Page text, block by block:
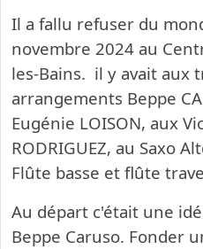
Il a fallu refuser du
novembre 2024 au
les-Bains. il y avait aux
arrangements Beppe
Eugénie LOISON, aux
RODRIGUEZ, au Saxo
Flûte basse et flûte
Au départ c'était une
Beppe Caruso. Fonder